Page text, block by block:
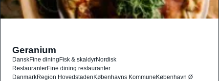
Geranium
DanskFine diningFisk & skaldyrNordisk
RestauranterFine dining restauranter
DanmarkRegion HovedstadenKøbenhavns KommuneKøbenhavn Ø